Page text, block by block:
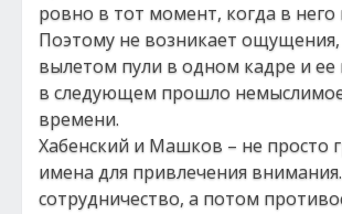
ровно в тот момент, когда в него
Поэтому не возникает
вылетом пули в одном кадре и
в следующем прошло
времени.
Хабенский и Машков – не просто
имена для привлечения
сотрудничество, а потом